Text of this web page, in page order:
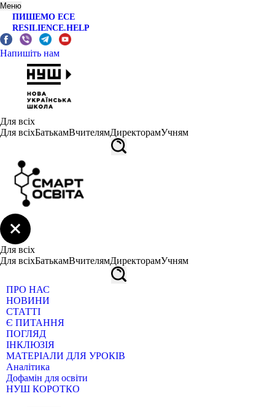
Меню
ПИШЕМО ЕСЕ
RESILIENCE.HELP
Напишіть нам
Для всіх
Для всіхБатькамВчителямДиректорамУчням
Для всіх
Для всіхБатькамВчителямДиректорамУчням
ПРО НАС
НОВИНИ
СТАТТІ
Є ПИТАННЯ
ПОГЛЯД
ІНКЛЮЗІЯ
МАТЕРІАЛИ ДЛЯ УРОКІВ
Аналітика
Дофамін для освіти
НУШ КОРОТКО